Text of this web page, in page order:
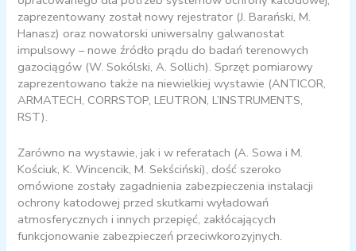
zaprezentowany został nowy rejestrator (J. Barański, M.
Hanasz) oraz nowatorski uniwersalny galwanostat
impulsowy – nowe źródło prądu do badań terenowych
gazociągów (W. Sokólski, A. Sollich). Sprzęt pomiarowy
zaprezentowano także na niewielkiej wystawie (ANTICOR,
ARMATECH, CORRSTOP, LEUTRON, L’INSTRUMENTS,
RST).
Zarówno na wystawie, jak i w referatach (A. Sowa i M.
Kościuk, K. Wincencik, M. Sekściński), dość szeroko
omówione zostały zagadnienia zabezpieczenia instalacji
ochrony katodowej przed skutkami wyładowań
atmosferycznych i innych przepięć, zakłócających
funkcjonowanie zabezpieczeń przeciwkorozyjnych.